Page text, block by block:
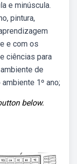
e minúscula.
pintura,
e com os
ciências para
de
1º ano;
below.